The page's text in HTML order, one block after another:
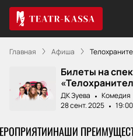
Главная Афиша
Билеты на
ДК Зуева Комедия
28 сент. 2025
19:00
НАШИ